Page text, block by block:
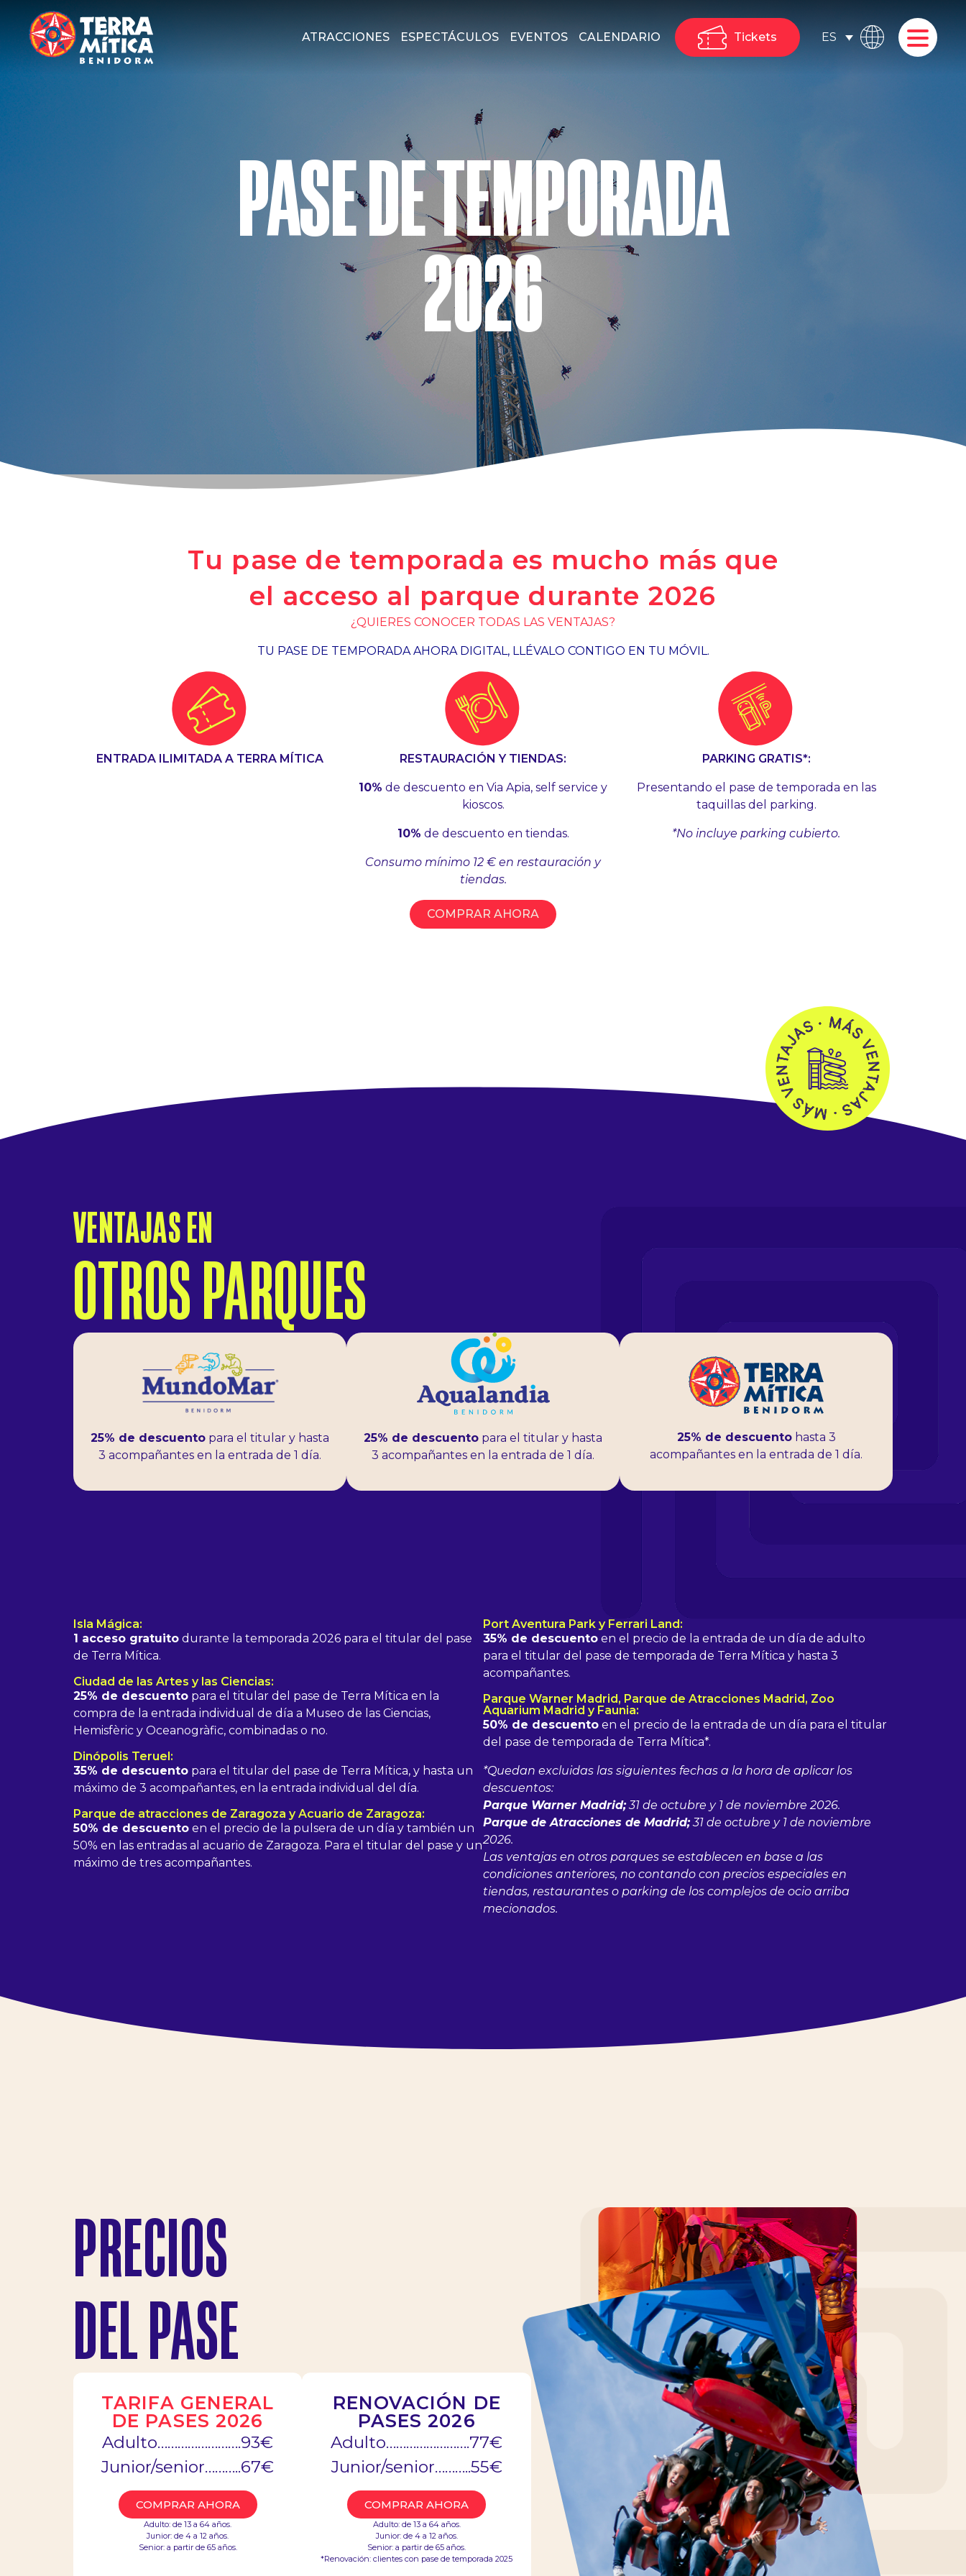
ATRACCIONES ESPECTÁCULOS EVENTOS CALENDARIO Tickets ES
Política de privacidad Información Corporativa #terramiticapark
PASE DE TEMPORADA
2026
Tu pase de temporada es mucho más que
el acceso al parque durante 2026
¿QUIERES CONOCER TODAS LAS VENTAJAS?
TU PASE DE TEMPORADA AHORA DIGITAL, LLÉVALO CONTIGO EN TU MÓVIL.
ENTRADA ILIMITADA A TERRA MÍTICA RESTAURACIÓN Y TIENDAS:
10% de descuento en Via Apia, self service y
kioscos.
10% de descuento en tiendas.
Consumo mínimo 12 € en restauración y
tiendas.
PARKING GRATIS*:
Presentando el pase de temporada en las
taquillas del parking.
*No incluye parking cubierto.
COMPRAR AHORA
VENTAJAS EN
OTROS PARQUES
25% de descuento para el titular y hasta
3 acompañantes en la entrada de 1 día.
25% de descuento para el titular y hasta
3 acompañantes en la entrada de 1 día.
25% de descuentohasta 3
acompañantes en la entrada de 1 día.
Isla Mágica:
1 acceso gratuito durante la temporada 2026 para el titular del pase
de Terra Mítica.
Ciudad de las Artes y las Ciencias:
25% de descuento para el titular del pase de Terra Mítica en la
compra de la entrada individual de día a Museo de las Ciencias,
Hemisfèric y Oceanogràfic, combinadas o no.
Dinópolis Teruel:
35% de descuento para el titular del pase de Terra Mítica, y hasta un
máximo de 3 acompañantes, en la entrada individual del día.
Parque de atracciones de Zaragoza y Acuario de Zaragoza:
50% de descuento en el precio de la pulsera de un día y también un
50% en las entradas al acuario de Zaragoza. Para el titular del pase y un
máximo de tres acompañantes.
Port Aventura Park y Ferrari Land:
35% de descuento en el precio de la entrada de un día de adulto
para el titular del pase de temporada de Terra Mítica y hasta 3
acompañantes.
Parque Warner Madrid, Parque de Atracciones Madrid, Zoo
Aquarium Madrid y Faunia:
50% de descuento en el precio de la entrada de un día para el titular
del pase de temporada de Terra Mítica*.
*Quedan excluidas las siguientes fechas a la hora de aplicar los
descuentos:
Parque Warner Madrid;31 de octubre y 1 de noviembre 2026.
Parque de Atracciones de Madrid;31 de octubre y 1 de noviembre
2026.
Las ventajas en otros parques se establecen en base a las
condiciones anteriores, no contando con precios especiales en
tiendas, restaurantes o parking de los complejos de ocio arriba
mecionados.
PRECIOS
DEL PASE
TARIFA GENERAL
DE PASES 2026
Adulto…………………….93€
Junior/senior………..67€
COMPRAR AHORA
Adulto: de 13 a 64 años.
Junior: de 4 a 12 años.
Senior: a partir de 65 años.
RENOVACIÓN DE
PASES 2026
Adulto…………………….77€
Junior/senior………..55€
COMPRAR AHORA
Adulto: de 13 a 64 años.
Junior: de 4 a 12 años.
Senior: a partir de 65 años.
*Renovación: clientes con pase de temporada 2025